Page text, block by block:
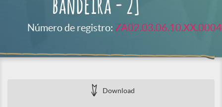
bandeira - 2]
Número de registro: ZA02.03.06.10.XX.0004
Download